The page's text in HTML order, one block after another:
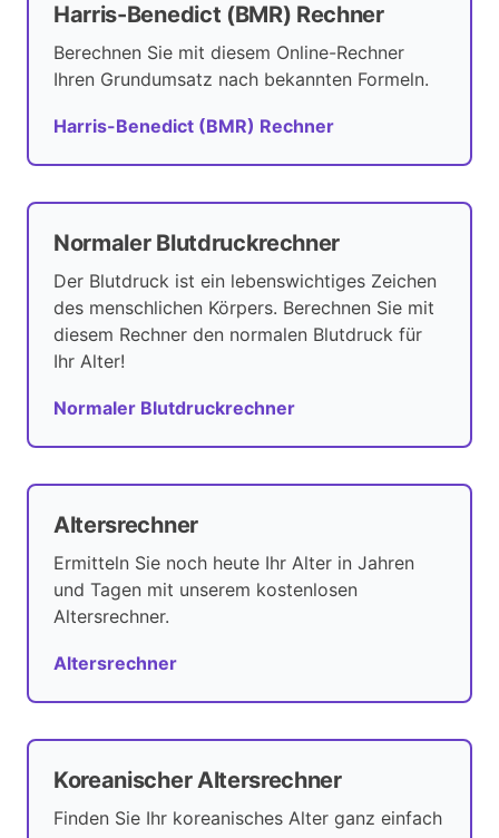
Harris-Benedict (BMR) Rechner
Berechnen Sie mit diesem Online-Rechner
Ihren Grundumsatz nach bekannten Formeln.
Harris-Benedict (BMR) Rechner
Normaler Blutdruckrechner
Der Blutdruck ist ein lebenswichtiges Zeichen
des menschlichen Körpers. Berechnen Sie mit
diesem Rechner den normalen Blutdruck für
Ihr Alter!
Normaler Blutdruckrechner
Altersrechner
Ermitteln Sie noch heute Ihr Alter in Jahren
und Tagen mit unserem kostenlosen
Altersrechner.
Altersrechner
Koreanischer Altersrechner
Finden Sie Ihr koreanisches Alter ganz einfach